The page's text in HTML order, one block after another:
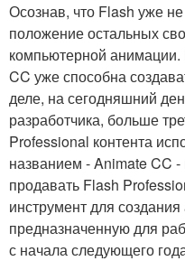
Осознав, что Flash уже
положение остальных
компьютерной
CC уже способна
деле, на сегодняшний
разработчика, больше
Professional контента
названием - Animate CC
продавать Flash
инструмент для
предназначенную для
с начала следующего